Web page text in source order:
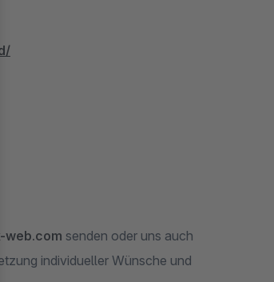
web.com senden oder uns auch
individueller Wünsche und